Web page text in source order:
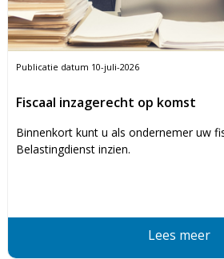
Publicatie datum 10-juli-2026
Fiscaal inzagerecht op komst
Binnenkort kunt u als ondernemer uw
Belastingdienst inzien.
Lees meer